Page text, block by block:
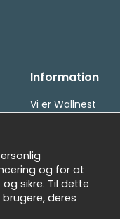
Information
Vi er Wallnest
og for at
sikre. Til dette
deres